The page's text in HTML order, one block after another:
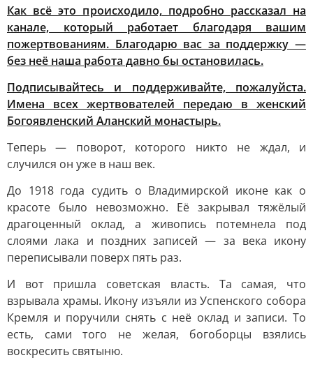
Как всё это происходило, подробно рассказал на
канале, который работает благодаря вашим
пожертвованиям. Благодарю вас за поддержку —
без неё наша работа давно бы остановилась.
Подписывайтесь и поддерживайте, пожалуйста.
Имена всех жертвователей передаю в женский
Богоявленский Аланский монастырь.
Теперь — поворот, которого никто не ждал, и
случился он уже в наш век.
До 1918 года судить о Владимирской иконе как о
красоте было невозможно. Её закрывал тяжёлый
драгоценный оклад, а живопись потемнела под
слоями лака и поздних записей — за века икону
переписывали поверх пять раз.
И вот пришла советская власть. Та самая, что
взрывала храмы. Икону изъяли из Успенского собора
Кремля и поручили снять с неё оклад и записи. То
есть, сами того не желая, богоборцы взялись
воскресить святыню.